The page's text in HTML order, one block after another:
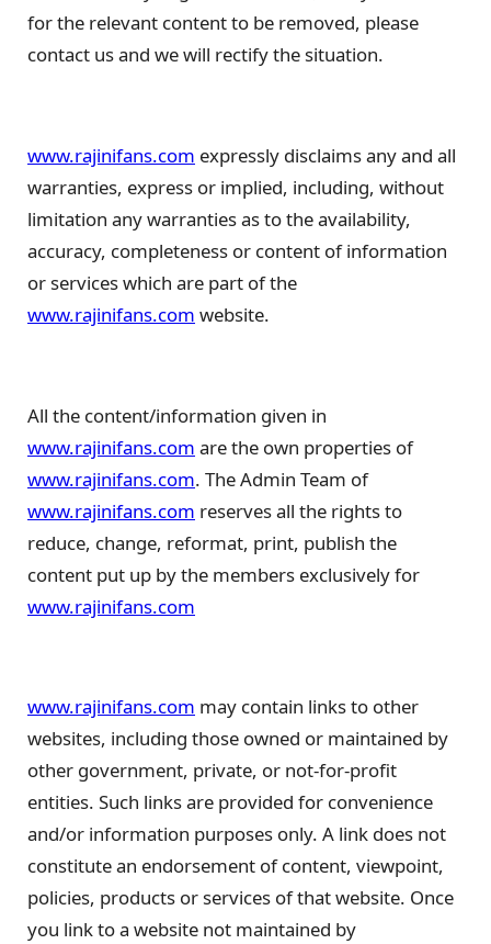
for the relevant content to be removed, please
contact us and we will rectify the situation.
www.rajinifans.com expressly disclaims any and all
warranties, express or implied, including, without
limitation any warranties as to the availability,
accuracy, completeness or content of information
or services which are part of the
www.rajinifans.com website.
All the content/information given in
www.rajinifans.com are the own properties of
www.rajinifans.com. The Admin Team of
www.rajinifans.com reserves all the rights to
reduce, change, reformat, print, publish the
content put up by the members exclusively for
www.rajinifans.com
www.rajinifans.com may contain links to other
websites, including those owned or maintained by
other government, private, or not-for-profit
entities. Such links are provided for convenience
and/or information purposes only. A link does not
constitute an endorsement of content, viewpoint,
policies, products or services of that website. Once
you link to a website not maintained by